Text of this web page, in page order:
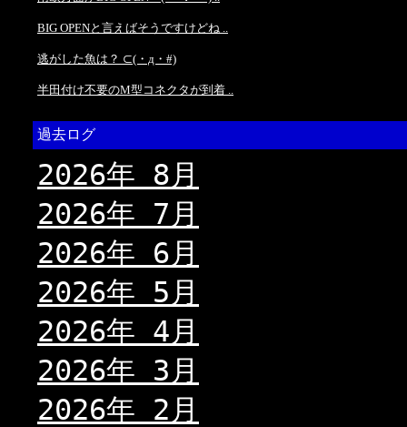
BIG OPENと言えばそうですけどね ..
逃がした魚は？ ⊂(・д・#)
半田付け不要のM型コネクタが到着 ..
過去ログ
2026年 8月
2026年 7月
2026年 6月
2026年 5月
2026年 4月
2026年 3月
2026年 2月